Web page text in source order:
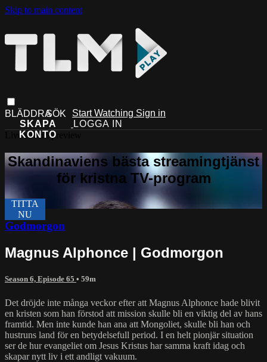
Skip to main content
Start Watching Sign in
Live stream preview
Godmorgon
Magnus Alphonce | Godmorgon
Season 6, Episode 65 • 59m
Det dröjde inte många veckor efter att Magnus Alphonce hade blivit
en kristen som han förstod att mission skulle bli en viktig del av hans
framtid. Men inte kunde han ana att Mongoliet, skulle bli han och
hustruns land för en betydelsefull period. I en helt pionjär situation
ser de hur evangeliet om Jesus Kristus har samma kraft idag och
skapar nytt liv i ett andligt vakuum.